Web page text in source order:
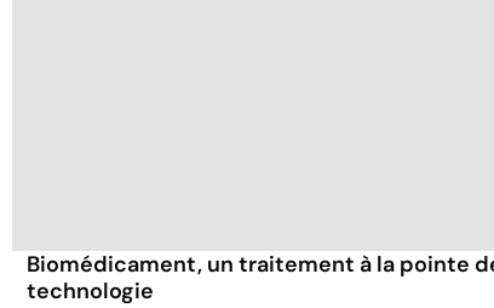
Biomédicament, un traitement à la pointe
technologie